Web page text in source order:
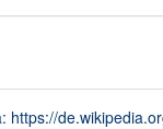
https://